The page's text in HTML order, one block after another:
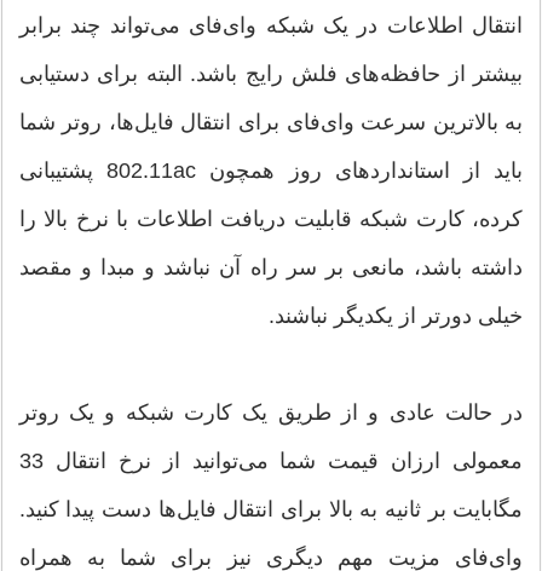
انتقال اطلاعات در یک شبکه وای‌فای می‌تواند چند برابر
بیشتر از حافظه‌های فلش رایج باشد. البته برای دستیابی
به بالاترین سرعت وای‌فای برای انتقال فایل‌ها، روتر شما
باید از استانداردهای روز همچون 802.11ac پشتیبانی
کرده، کارت شبکه قابلیت دریافت اطلاعات با نرخ بالا را
داشته باشد، مانعی بر سر راه آن نباشد و مبدا و مقصد
خیلی دورتر از یکدیگر نباشند.
در حالت عادی و از طریق یک کارت شبکه و یک روتر
معمولی ارزان قیمت شما می‌توانید از نرخ انتقال 33
مگابایت بر ثانیه به بالا برای انتقال فایل‌ها دست پیدا کنید.
وای‌فای مزیت مهم دیگری نیز برای شما به همراه